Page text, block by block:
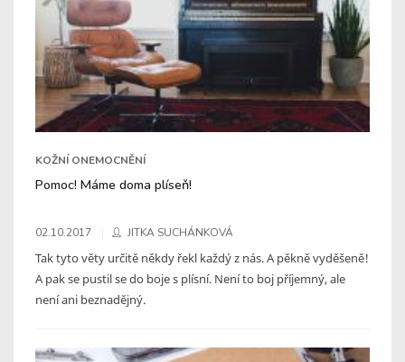
KOŽNÍ ONEMOCNĚNÍ
Pomoc! Máme doma plíseň!
02.10.2017 JITKA SUCHÁNKOVÁ
Tak tyto věty určitě někdy řekl každý z nás. A pěkně vyděšeně!
A pak se pustil se do boje s plísní. Není to boj příjemný, ale
není ani beznadějný.